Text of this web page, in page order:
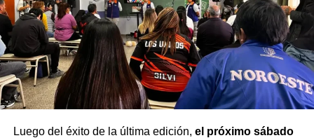
Luego del éxito de la última edición, el próximo sábado